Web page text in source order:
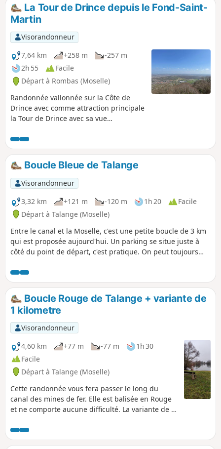
La Tour de Drince depuis le Fond-Saint-
Martin
Visorandonneur
7,64 km
+258 m
-257 m
2h 55
Facile
Départ à Rombas (Moselle)
Randonnée vallonnée sur la Côte de
Drince avec comme attraction principale
la Tour de Drince avec sa vue
Boucle Bleue de Talange
Visorandonneur
3,32 km
+121 m -120 m 1h 20
Facile
Départ à Talange (Moselle)
Entre le canal et la Moselle, c'est une petite boucle de 3 km
qui est proposée aujourd'hui. Un parking se situe juste à
côté du point de départ, c'est pratique. On peut toujours
soit vers le Nord ou le Sud, ce chemin de halage nous offre,
en toute sécurité, de nombreux kilomètres à parcourir.
Boucle Rouge de Talange + variante de
1 kilometre
Visorandonneur
4,60 km
+77 m -77 m
1h 30
Facile
Départ à Talange (Moselle)
Cette randonnée vous fera passer le long du
canal des mines de fer. Elle est balisée en Rouge
et ne comporte aucune difficulté. La variante de 1
de l'étang de Mancourt, il y a deux panneaux
indicatifs